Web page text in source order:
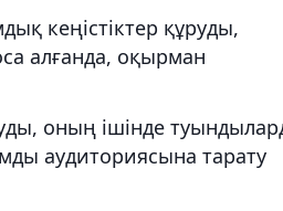
кеңістіктер құруды,
алғанда, оқырман
оның ішінде
аудиториясына тарату